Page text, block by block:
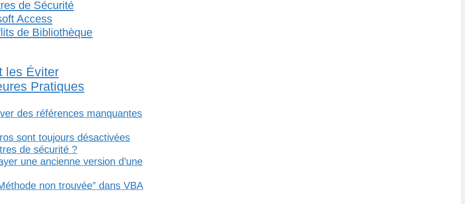
de Sécurité
Access
de Bibliothèque
les Éviter
Pratiques
des références manquantes
sont toujours désactivées
de sécurité ?
une ancienne version d’une
non trouvée” dans VBA